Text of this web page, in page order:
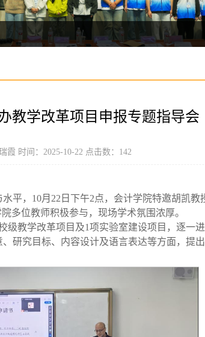
教学改革项目申报专题指导会
霞 时间：2025-10-22 点击数： 142
平，10月22日下午2点，会计学院特邀胡凯教
多位教师积极参与，现场学术氛围浓厚。
教学改革项目及1项实验室建设项目，逐一
研究目标、内容设计及语言表达等方面，提